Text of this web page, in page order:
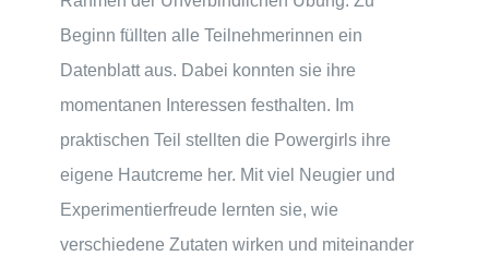
Beginn füllten alle Teilnehmerinnen ein
Datenblatt aus. Dabei konnten sie ihre
momentanen Interessen festhalten. Im
praktischen Teil stellten die Powergirls ihre
eigene Hautcreme her. Mit viel Neugier und
Experimentierfreude lernten sie, wie
verschiedene Zutaten wirken und miteinander